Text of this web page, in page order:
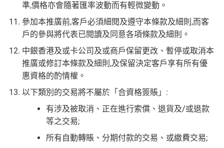
準,價格亦會隨著匯率波動而有輕微變動。
參加本推廣前,客戶必須細閱及遵守本條款及細則,而客
戶的參與將代表已閱讀及同意各項條款及細則。
中銀香港及或卡公司及或商戶保留更改、暫停或取消本
推廣或修訂本條款及細則,及保留決定客戶享有所有優
惠資格的酌情權。
以下類別的交易將不屬於「合資格簽賬」:
有涉及被取消、正在進行索償、退貨及/或退款
等之交易;
所有自動轉賬、分期付款的交易、或繳費交易;